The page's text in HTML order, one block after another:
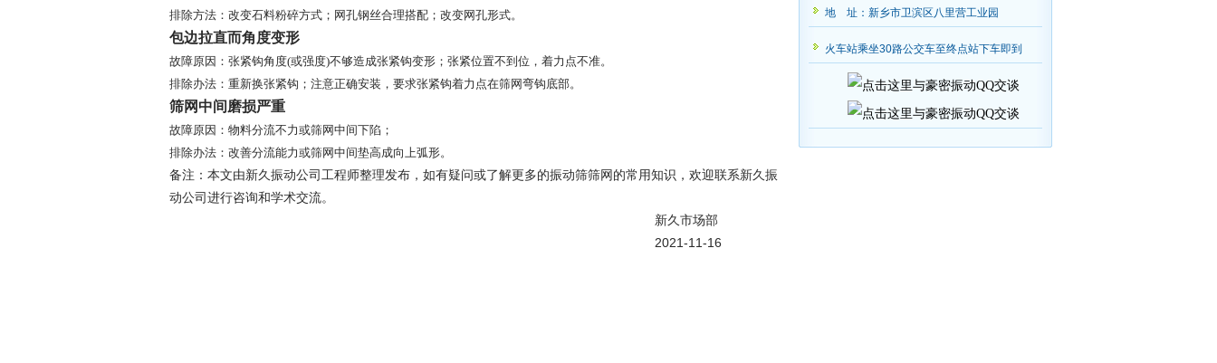
排除方法： 改变石料粉碎方式； 网孔钢丝合理搭配； 改变网孔形式。
包边拉直而角度变形
故障原因： 张紧钩角度(或强度)不够造成张紧钩变形； 张紧位置不到位，着力点不准。
排除办法： 重新换张紧钩； 注意正确安装，要求张紧钩着力点在筛网弯钩底部。
筛网中间磨损严重
故障原因： 物料分流不力或筛网中间下陷；
排除办法： 改善分流能力或筛网中间垫高成向上弧形。
备注：本文由新久振动公司工程师整理发布，如有疑问或了解更多的振动筛筛网的常用知识，欢迎联系新久振
动公司进行咨询和学术交流。
新久市场部
2021-11-16
地 址：新乡市卫滨区八里营工业园
火车站乘坐30路公交车至终点站下车即到